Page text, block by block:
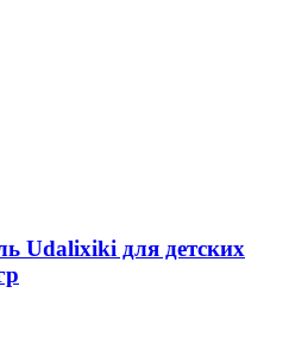
Udalixiki для детских